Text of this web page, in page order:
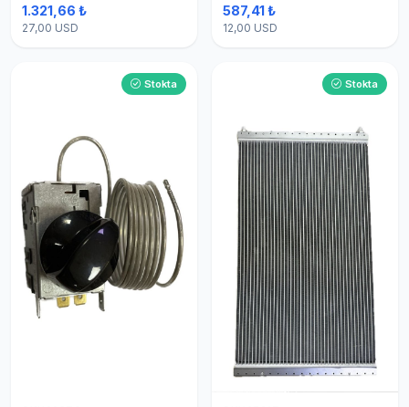
1.321,66 ₺
27,00 USD
587,41 ₺
12,00 USD
Stokta Stokta